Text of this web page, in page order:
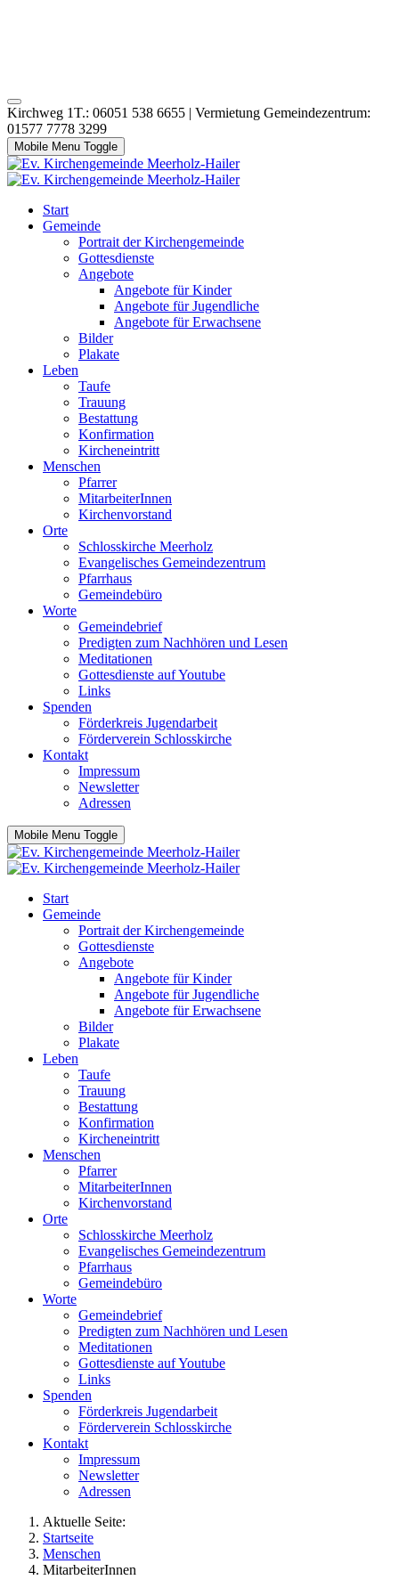
Kirchweg 1T.: 06051 538 6655 | Vermietung Gemeindezentrum:
01577 7778 3299
Mobile Menu Toggle
Start
Gemeinde
Portrait der Kirchengemeinde
Gottesdienste
Angebote
Angebote für Kinder
Angebote für Jugendliche
Angebote für Erwachsene
Bilder
Plakate
Leben
Taufe
Trauung
Bestattung
Konfirmation
Kircheneintritt
Menschen
Pfarrer
MitarbeiterInnen
Kirchenvorstand
Orte
Schlosskirche Meerholz
Evangelisches Gemeindezentrum
Pfarrhaus
Gemeindebüro
Worte
Gemeindebrief
Predigten zum Nachhören und Lesen
Meditationen
Gottesdienste auf Youtube
Links
Spenden
Förderkreis Jugendarbeit
Förderverein Schlosskirche
Kontakt
Impressum
Newsletter
Adressen
Mobile Menu Toggle
Start
Gemeinde
Portrait der Kirchengemeinde
Gottesdienste
Angebote
Angebote für Kinder
Angebote für Jugendliche
Angebote für Erwachsene
Bilder
Plakate
Leben
Taufe
Trauung
Bestattung
Konfirmation
Kircheneintritt
Menschen
Pfarrer
MitarbeiterInnen
Kirchenvorstand
Orte
Schlosskirche Meerholz
Evangelisches Gemeindezentrum
Pfarrhaus
Gemeindebüro
Worte
Gemeindebrief
Predigten zum Nachhören und Lesen
Meditationen
Gottesdienste auf Youtube
Links
Spenden
Förderkreis Jugendarbeit
Förderverein Schlosskirche
Kontakt
Impressum
Newsletter
Adressen
Aktuelle Seite:
Startseite
Menschen
MitarbeiterInnen